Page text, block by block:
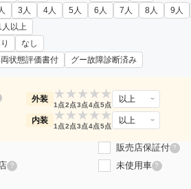
3人 4人 5人 6人 7人 8人 9人
人以上
なし
状態評価書付 グー故障診断済み
外装 ★
1点
★
2点
★
3点
★
4点
★
5点
以上
内装 ★
1点
★
2点
★
3点
★
4点
★
5点
以上
販売店保証付 ?
? 未使用車 ?